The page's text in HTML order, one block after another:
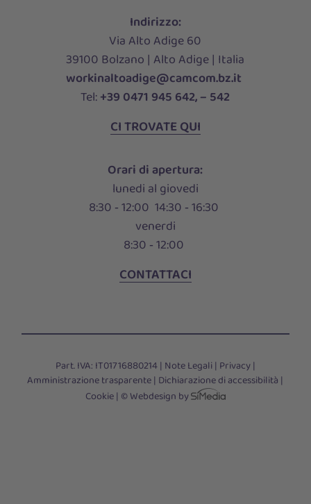
Indirizzo:
Via Alto Adige 60
39100 Bolzano | Alto Adige | Italia
workinaltoadige@camcom.bz.it
Tel:+39 0471 945 642, – 542
CI TROVATE QUI
Orari di apertura:
lunedi al giovedi
8:30 ‑ 12:00 14:30 ‑ 16:30
venerdi
8:30 ‑ 12:00
CONTATTACI
Part. IVA: IT01716880214 | Note Legali| Privacy|
Amministrazione trasparente| Dichiarazione di accessibilità |
Cookie| © Webdesign by